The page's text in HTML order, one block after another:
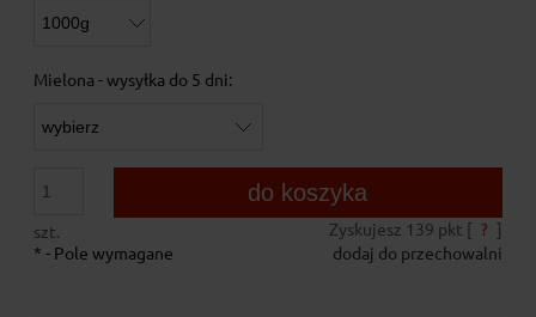
Mielona - wysyłka do 5 dni:
szt.
do koszyka
Zyskujesz 139 pkt [ ? ]
dodaj do przechowalni
* - Pole wymagane